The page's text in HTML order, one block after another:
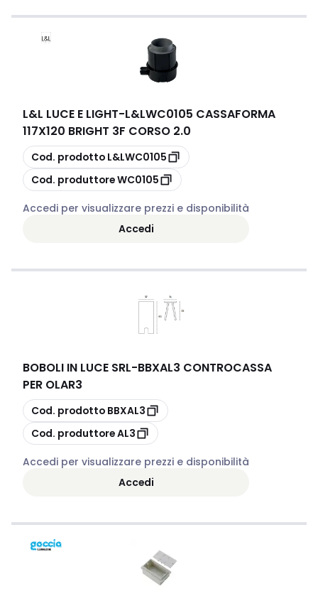
L&L LUCE E LIGHT-L&LWC0105 CASSAFORMA
117X120 BRIGHT 3F CORSO 2.0
copia
Cod. prodotto L&LWC0105
copia
Cod. produttoreWC0105
Accedi per visualizzare prezzi e disponibilità
Accedi
BOBOLI IN LUCE SRL-BBXAL3 CONTROCASSA
PER OLAR3
copia
Cod. prodotto BBXAL3
copia
Cod. produttoreAL3
Accedi per visualizzare prezzi e disponibilità
Accedi